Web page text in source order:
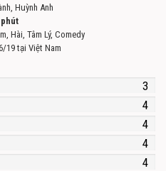
Huỳnh Anh
Hài, Tâm Lý, Comedy
19 tại Việt Nam
3
4
4
4
4